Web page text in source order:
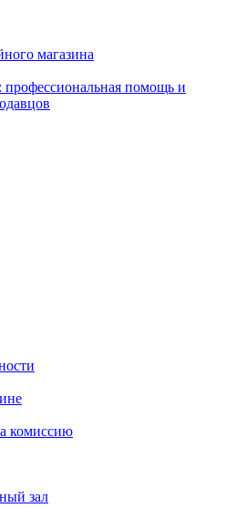
магазина
помощь и
комиссию
зал